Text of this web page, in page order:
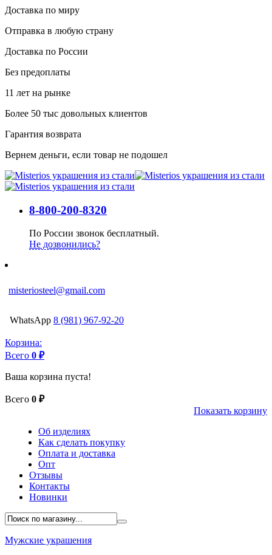
Доставка по миру
Отправка в любую страну
Доставка по России
Без предоплаты
11 лет на рынке
Более 50 тыс довольных клиентов
Гарантия возврата
Вернем деньги, если товар не подошел
8-800-200-8320
По России звонок бесплатный.
Не дозвонились?
misteriosteel@gmail.com
WhatsApp 8 (981) 967-92-20
Корзина:
Всего 0 ₽
Ваша корзина пуста!
Всего 0 ₽
Показать корзину
Об изделиях
Как сделать покупку
Оплата и доставка
Опт
Отзывы
Контакты
Новинки
Мужские украшения